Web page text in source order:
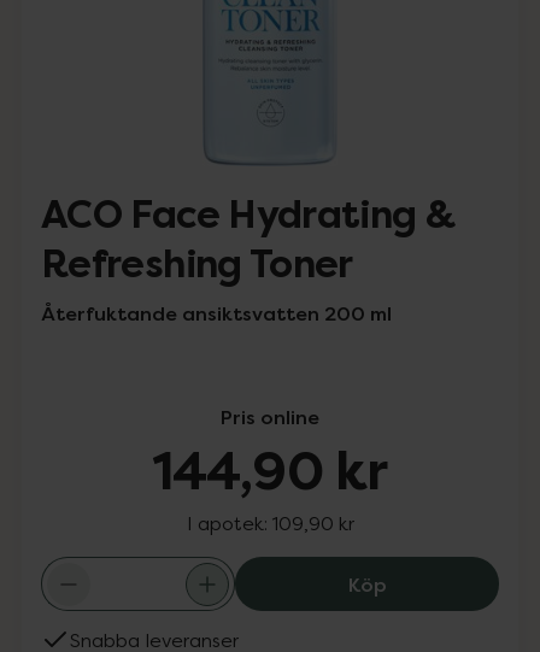
ACO Face Hydrating &
Refreshing Toner
Återfuktande ansiktsvatten 200 ml
Pris online
144,90 kr
I apotek: 109,90 kr
KöpACO Face
Snabba leveranser